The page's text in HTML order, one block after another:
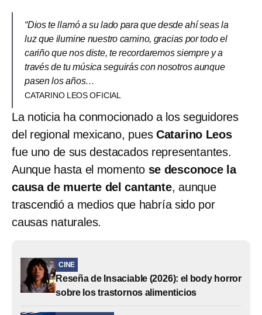
“Dios te llamó a su lado para que desde ahí seas la
luz que ilumine nuestro camino, gracias por todo el
cariño que nos diste, te recordaremos siempre y a
través de tu música seguirás con nosotros aunque
pasen los años…
CATARINO LEOS OFICIAL
La noticia ha conmocionado a los seguidores
del regional mexicano, puesCatarino Leos
fue uno de sus destacados representantes.
Aunque hasta el momento se desconoce la
causa de muerte del cantante, aunque
trascendió a medios que habría sido por
causas naturales.
CINE
Reseña de Insaciable (2026): el body horror
sobre los trastornos alimenticios